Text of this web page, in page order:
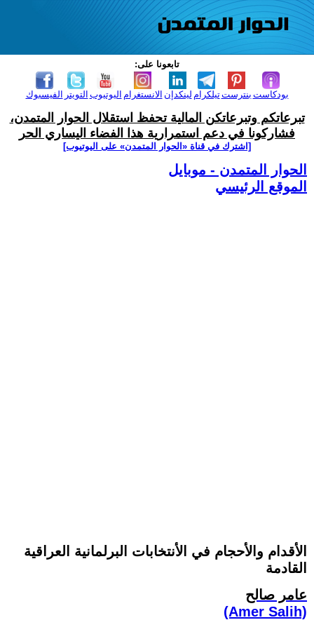
تابعونا على:
الفيسبوك التويتر اليوتيوب الانستغرام لينكدإن تيلكرامبنترست بودكاست
تبرعاتكم وتبرعاتكن المالية تحفظ استقلال الحوار المتمدن،
فشاركونا في دعم استمرارية هذا الفضاء اليساري الحر
[اشترك في قناة ‫«الحوار المتمدن» على اليوتيوب]
الحوار المتمدن - موبايل
الموقع الرئيسي
الأقدام والأحجام في الأنتخابات البرلمانية العراقية
القادمة
عامر صالح
(Amer Salih)